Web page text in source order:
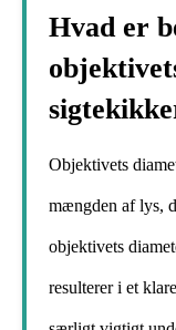
Hvad er
Objektivets
mængden af lys,
objektivets
resulterer i et